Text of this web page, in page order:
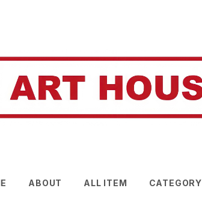
ABOUT ALL ITEM CATEGORY